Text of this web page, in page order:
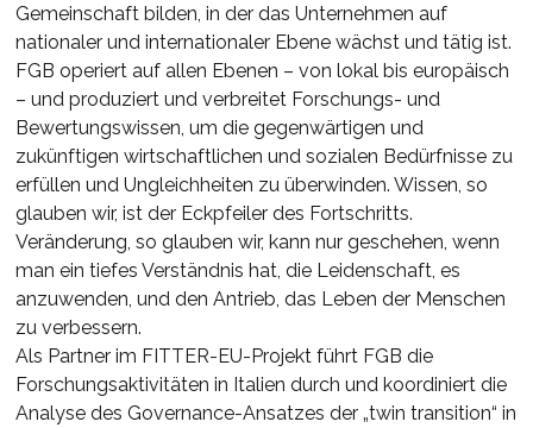
Gemeinschaft bilden, in der das Unternehmen auf
nationaler und internationaler Ebene wächst und tätig ist.
FGB operiert auf allen Ebenen – von lokal bis europäisch
– und produziert und verbreitet Forschungs- und
Bewertungswissen, um die gegenwärtigen und
zukünftigen wirtschaftlichen und sozialen Bedürfnisse zu
erfüllen und Ungleichheiten zu überwinden. Wissen, so
glauben wir, ist der Eckpfeiler des Fortschritts.
Veränderung, so glauben wir, kann nur geschehen, wenn
man ein tiefes Verständnis hat, die Leidenschaft, es
anzuwenden, und den Antrieb, das Leben der Menschen
zu verbessern.
Als Partner im FITTER-EU-Projekt führt FGB die
Forschungsaktivitäten in Italien durch und koordiniert die
Analyse des Governance-Ansatzes der „twin transition“ in